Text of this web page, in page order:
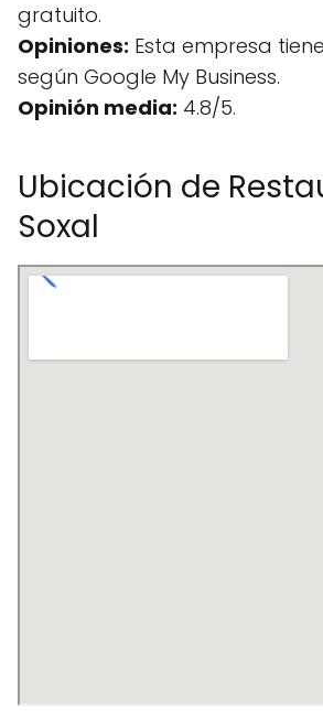
gratuito.
Opiniones: Esta empresa
según Google My Business.
Opinión media: 4.8/5.
Ubicación de
Soxal